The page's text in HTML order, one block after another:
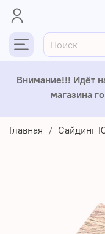
Внимание!!! Идёт
магазина
Главная Сайдинг